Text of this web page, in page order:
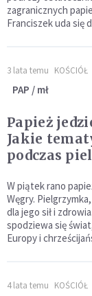
zagranicznych
Franciszek uda się
3 lata temu KOŚCIÓŁ
PAP / mł
Papież
Jakie
podczas
W piątek rano
Węgry.
dla jego sił i
spodziewa się
Europy i
4 lata temu KOŚCIÓŁ